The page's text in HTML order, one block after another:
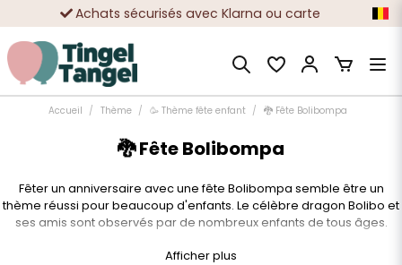
Achats sécurisés avec Klarna ou carte
Des dizaines de milliers de clients satisfaits
Accueil Thème 🥳 Thème fête enfant 🐉 Fête Bolibompa
🐉 Fête Bolibompa
Fêter un anniversaire avec une fête Bolibompa semble être un
thème réussi pour beaucoup d'enfants. Le célèbre dragon Bolibo et
ses amis sont observés par de nombreux enfants de tous âges.
pour une fête Bolibompa. Découvrez nos kits de décorations prêts à
Afficher plus